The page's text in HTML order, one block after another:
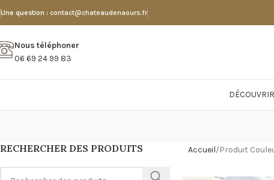
Une question : contact@chateaudenaours.fr
Nous téléphoner
06 69 24 99 83
RECHERCHER DES PRODUITS Accueil Produit